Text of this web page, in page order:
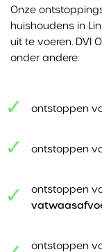
Onze
huishoudens in
uit te voeren. DVI
onder andere:
ontstoppen
ontstoppen
ontstoppen
ontstoppen